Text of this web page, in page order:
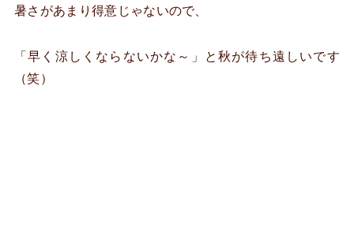
暑さがあまり得意じゃないので、
「早く涼しくならないかな～」と秋が待ち遠しいです
（笑）